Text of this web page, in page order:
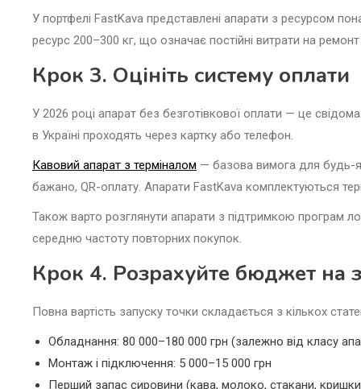
У портфелі FastKava представлені апарати з ресурсом
ресурс 200–300 кг, що означає постійні витрати на
Крок 3. Оцініть систему оплати
У 2026 році апарат без безготівкової оплати — це
в Україні проходять через картку або телефон.
Кавовий апарат з терміналом — базова вимога для будь-
бажано, QR-оплату. Апарати FastKava комплектуються
Також варто розглянути апарати з підтримкою програм
середню частоту повторних покупок.
Крок 4. Розрахуйте бюджет на
Повна вартість запуску точки складається з кількох
Обладнання: 80 000–180 000 грн (залежно від класу
Монтаж і підключення: 5 000–15 000 грн
Перший запас сировини (кава, молоко, стакани,